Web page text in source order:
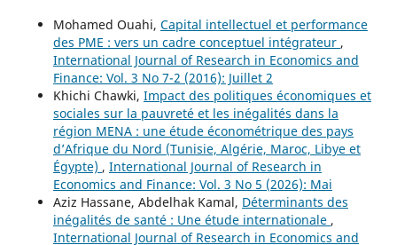
Mohamed Ouahi, Capital intellectuel et performance
des PME : vers un cadre conceptuel intégrateur ,
International Journal of Research in Economics and
Finance: Vol. 3 No 7-2 (2016): Juillet 2
Khichi Chawki, Impact des politiques économiques et
sociales sur la pauvreté et les inégalités dans la
région MENA : une étude économétrique des pays
d’Afrique du Nord (Tunisie, Algérie, Maroc, Libye et
Égypte) , International Journal of Research in
Economics and Finance: Vol. 3 No 5 (2026): Mai
Aziz Hassane, Abdelhak Kamal, Déterminants des
inégalités de santé : Une étude internationale ,
International Journal of Research in Economics and